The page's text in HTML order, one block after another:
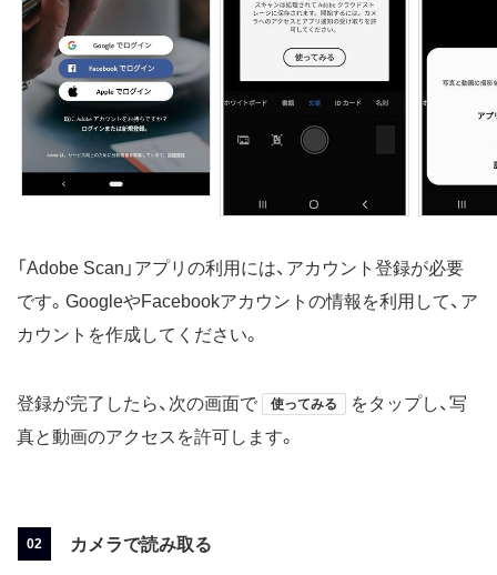
「Adobe Scan」アプリの利用には、アカウント登録が必要
です。GoogleやFacebookアカウントの情報を利用して、ア
カウントを作成してください。
登録が完了したら、次の画面で 使ってみる
をタップし、写
真と動画のアクセスを許可します。
カメラで読み取る